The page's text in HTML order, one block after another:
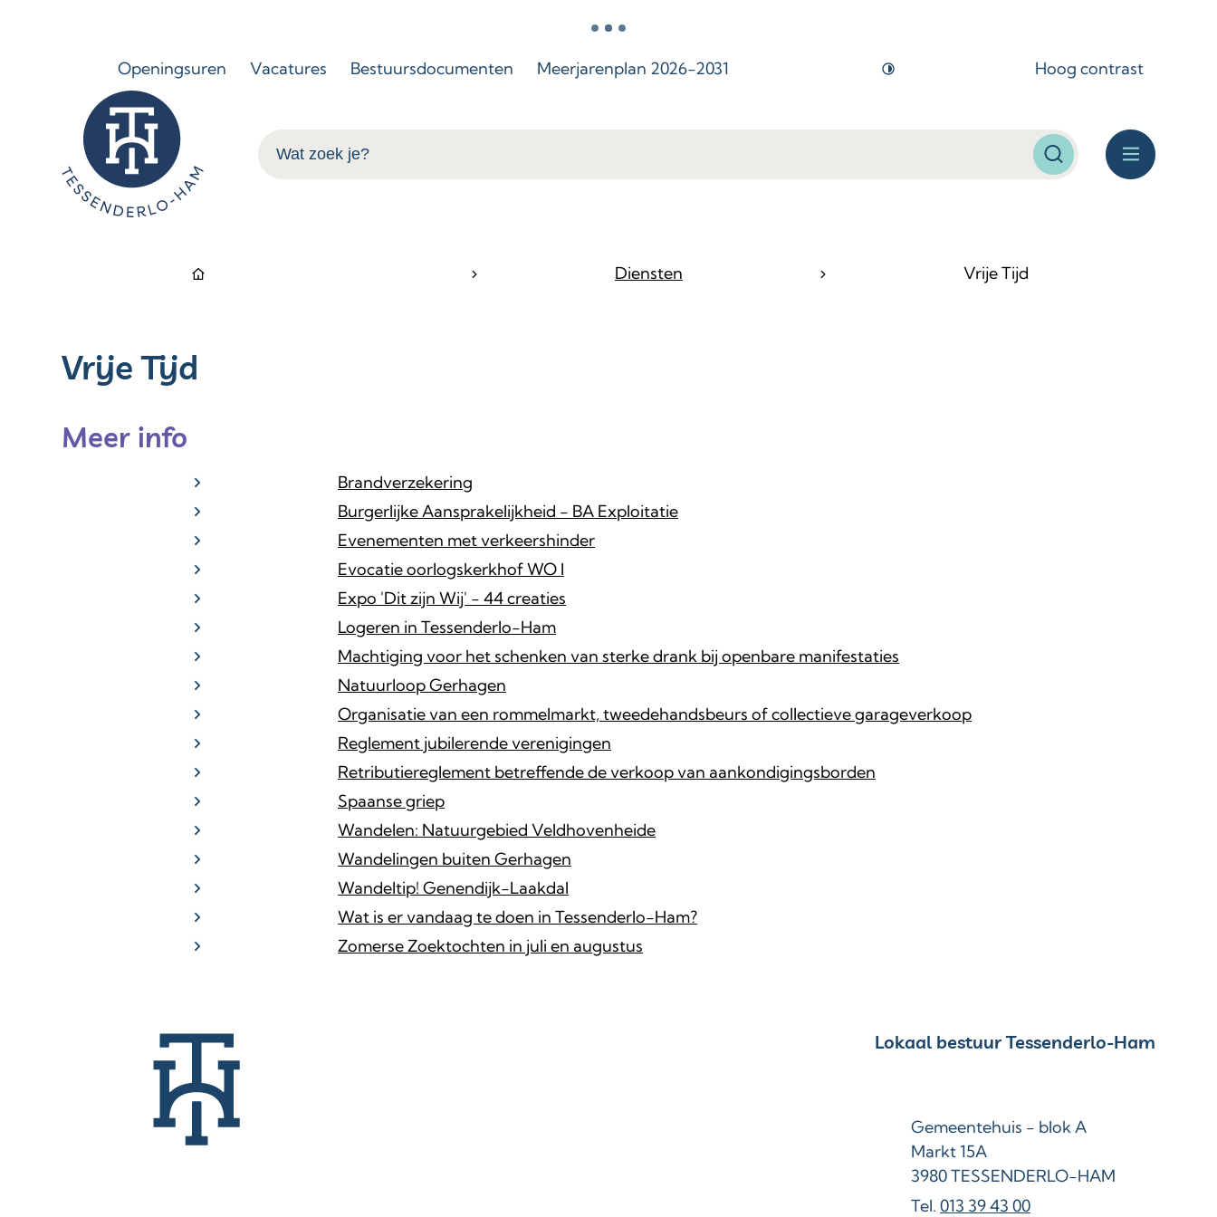
Naar inhoudOpeningsuren Vacatures Bestuursdocumenten Meerjarenplan 2026-2031
Hoog contrast
Tessenderlo-Ham
Zoeken Menu
Diensten Vrije Tijd
Vrije Tijd
Meer info
Brandverzekering
Burgerlijke Aansprakelijkheid - BA Exploitatie
Evenementen met verkeershinder
Evocatie oorlogskerkhof WO I
Expo 'Dit zijn Wij' - 44 creaties
Logeren in Tessenderlo-Ham
Machtiging voor het schenken van sterke drank bij openbare manifestaties
Natuurloop Gerhagen
Organisatie van een rommelmarkt, tweedehandsbeurs of collectieve garageverkoop
Reglement jubilerende verenigingen
Retributiereglement betreffende de verkoop van aankondigingsborden
Spaanse griep
Wandelen: Natuurgebied Veldhovenheide
Wandelingen buiten Gerhagen
Wandeltip! Genendijk-Laakdal
Wat is er vandaag te doen in Tessenderlo-Ham?
Zomerse Zoektochten in juli en augustus
Contact & openingsuren
Lokaal bestuur Tessenderlo-Ham
AdresGemeentehuis - blok A
Markt 15A
,3980TESSENDERLO-HAM
013 39 43 00